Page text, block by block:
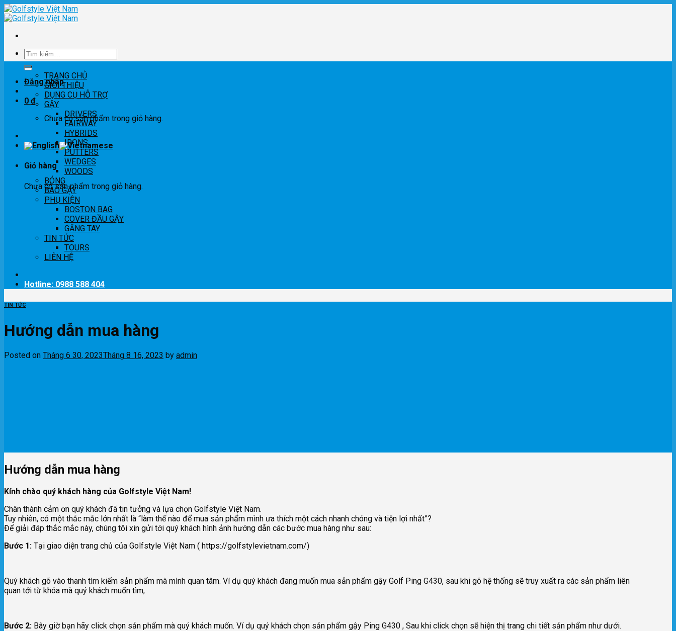
Skip
to
Tìm
kiếm:
Đăng nhập
0 ₫
Chưa có sản phẩm trong giỏ hàng.
Giỏ hàng
Chưa có sản phẩm trong giỏ hàng.
TRANG CHỦ
GIỚI THIỆU
DỤNG CỤ HỖ TRỢ
GẬY
DRIVERS
FAIRWAY
HYBRIDS
IRONS
PUTTERS
WEDGES
WOODS
BÓNG
BAO GẬY
PHỤ KIỆN
BOSTON BAG
COVER ĐẦU GẬY
GĂNG TAY
TIN TỨC
TOURS
LIÊN HỆ
Hotline: 0988 588 404
TIN TỨC
Hướng dẫn mua hàng
Posted on Tháng 6 30, 2023Tháng 8 16, 2023 by admin
Hướng dẫn mua hàng
Kính chào quý khách hàng của Golfstyle Việt Nam!
Chân thành cảm ơn quý khách đã tin tưởng và lựa chọn Golfstyle Việt Nam.
Tuy nhiên, có một thắc mắc lớn nhất là “làm thế nào để mua sản phẩm mình ưa thích một cách nhanh chóng và tiện lợi nhất”?
Để giải đáp thắc mắc này, chúng tôi xin gửi tới quý khách hình ảnh hướng dẫn các bước mua hàng như sau:
Bước 1: Tại giao diện trang chủ của Golfstyle Việt Nam ( https://golfstylevietnam.com/)
Quý khách gõ vào thanh tìm kiếm sản phẩm mà mình quan tâm. Ví dụ quý khách đang muốn mua sản phẩm gậy Golf Ping G430, sau khi gõ hệ thống sẽ truy xuất ra các sản phẩm liên
quan tới từ khóa mà quý khách muốn tìm,
Bước 2: Bây giờ bạn hãy click chọn sản phẩm mà quý khách muốn. Ví dụ quý khách chọn sản phẩm gậy Ping G430 , Sau khi click chọn sẽ hiện thị trang chi tiết sản phẩm như dưới.